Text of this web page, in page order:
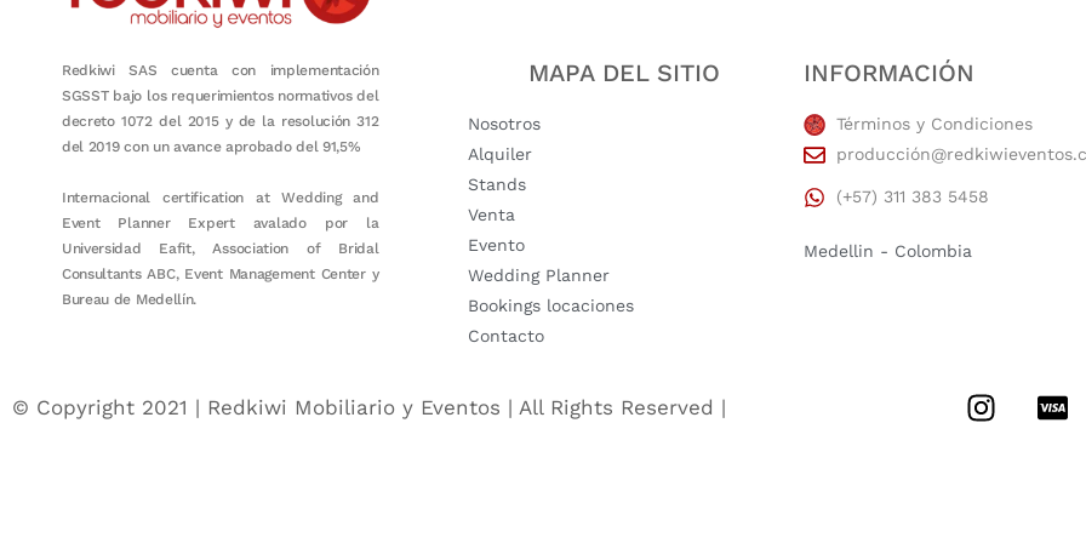
Redkiwi SAS cuenta con implementación
SGSST bajo los requerimientos normativos del
decreto 1072 del 2015 y de la resolución 312
del 2019 con un avance aprobado del 91,5%
Internacional certification at Wedding and
Event Planner Expert avalado por la
Universidad Eafit, Association of Bridal
Consultants ABC, Event Management Center y
Bureau de Medellín.
MAPA DEL SITIO
Nosotros
Alquiler
Stands
Venta
Evento
Wedding Planner
Bookings locaciones
Contacto
INFORMACIÓN
Términos y Condiciones
(+57) 311 383 5458
Medellin - Colombia
© Copyright 2021 | Redkiwi Mobiliario y Eventos | All Rights Reserved |